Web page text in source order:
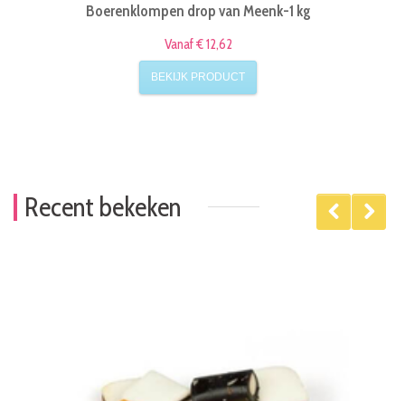
Boerenklompen drop van Meenk-1 kg
Vanaf € 12,62
BEKIJK PRODUCT
Recent bekeken